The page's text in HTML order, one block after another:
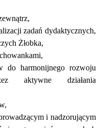
zadań dydaktycznych,
Żłobka,
do harmonijnego rozwoju
aktywne działania
i nadzorującym